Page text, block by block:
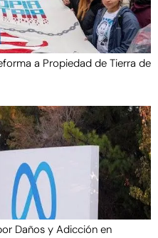
a Propiedad de Tierra de
Daños y Adicción en